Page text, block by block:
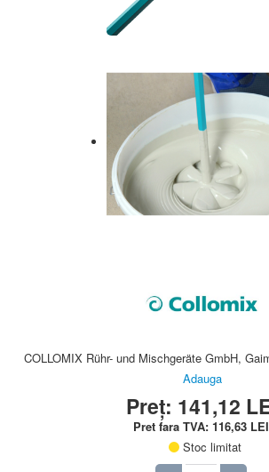
COLLOMIX Rühr- und Mischgeräte GmbH,
Adauga
Preț: 141,12
Pret fara TVA:116,63 LEI
Stoc limitat